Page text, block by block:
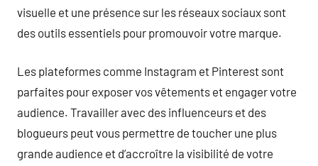
visuelle et une présence sur les réseaux sociaux sont
des outils essentiels pour promouvoir votre marque.
Les plateformes comme Instagram et Pinterest sont
parfaites pour exposer vos vêtements et engager votre
audience. Travailler avec des influenceurs et des
blogueurs peut vous permettre de toucher une plus
grande audience et d’accroître la visibilité de votre